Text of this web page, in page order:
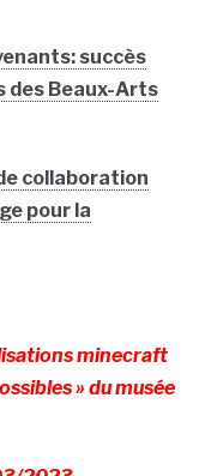
succès
des Beaux-Arts
collaboration
pour la
minecraft
» du musée